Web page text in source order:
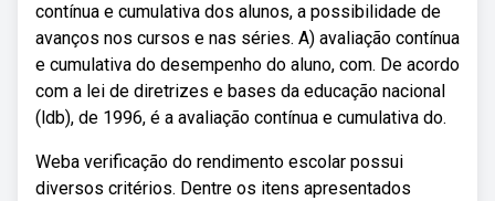
contínua e cumulativa dos alunos, a possibilidade de
avanços nos cursos e nas séries. A) avaliação contínua
e cumulativa do desempenho do aluno, com. De acordo
com a lei de diretrizes e bases da educação nacional
(ldb), de 1996, é a avaliação contínua e cumulativa do.
Weba verificação do rendimento escolar possui
diversos critérios. Dentre os itens apresentados